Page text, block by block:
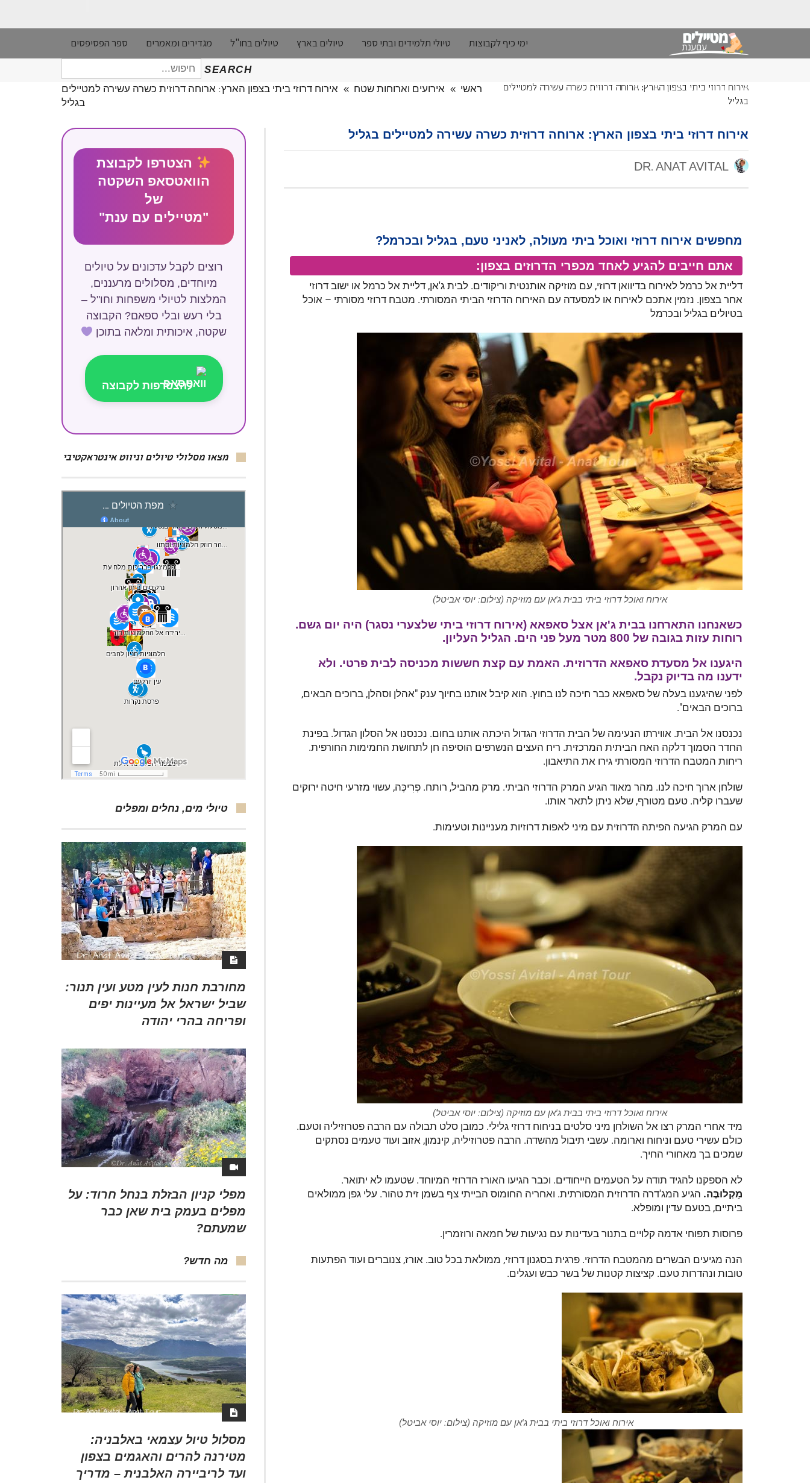
ימי כיף לקבוצות טיולי תלמידים ובתי ספר טיולים בארץ טיולים בחו"ל מגדירים ומאמרים ספר הפסיפסים
SEARCH
חיפוש
עבור:
אירוח דרוזי ביתי בצפון הארץ: ארוחה דרוזית כשרה עשירה למטיילים
בגליל
ראשי » אירועים וארוחות שטח » אירוח דרוזי ביתי בצפון הארץ: ארוחה דרוזית כשרה עשירה למטיילים
בגליל
אירוח דרוזי ביתי בצפון הארץ: ארוחה דרוזית כשרה עשירה למטיילים בגליל
מחפשים אירוח דרוזי ואוכל ביתי מעולה, לאניני טעם, בגליל ובכרמל?
אתם חייבים להגיע לאחד מכפרי הדרוזים בצפון:
דליית אל כרמל לאירוח בדיוואן דרוזי, עם מוזיקה אותנטית וריקודים. לבית ג'אן, דליית אל כרמל או ישוב דרוזי
אחר בצפון. נזמין אתכם לאירוח או למסעדה עם האירוח הדרוזי הביתי המסורתי. מטבח דרוזי מסורתי – אוכל
בטיולים בגליל ובכרמל
אירוח ואוכל דרוזי ביתי בבית ג'אן עם מוזיקה (צילום: יוסי אביטל)
כשאנחנו התארחנו בבית ג'אן אצל סאפאא (אירוח דרוזי ביתי שלצערי נסגר) היה יום גשם.
רוחות עזות בגובה של 800 מטר מעל פני הים. הגליל העליון.
היגענו אל מסעדת סאפאא הדרוזית. האמת עם קצת חששות מכניסה לבית פרטי. ולא
ידענו מה בדיוק נקבל.
לפני שהיגענו בעלה של סאפאא כבר חיכה לנו בחוץ. הוא קיבל אותנו בחיוך ענק "אהלן וסהלן, ברוכים הבאים,
ברוכים הבאים".
נכנסנו אל הבית. אווירתו הנעימה של הבית הדרוזי הגדול היכתה אותנו בחום. נכנסנו אל הסלון הגדול. בפינת
החדר הסמוך דלקה האח הביתית המרכזית. ריח העצים הנשרפים הוסיפה חן לתחושת החמימות החורפית.
ריחות המטבח הדרוזי המסורתי גירו את התיאבון.
שולחן ארוך חיכה לנו. מהר מאוד הגיע המרק הדרוזי הביתי. מרק מהביל, רותח. פְרִיכֶּה, עשוי מזרעי חיטה ירוקים
שעברו קליה. טעם מטורף, שלא ניתן לתאר אותו.
עם המרק הגיעה הפיתה הדרוזית עם מיני לאפות דרוזיות מעניינות וטעימות.
אירוח ואוכל דרוזי ביתי בבית ג'אן עם מוזיקה (צילום: יוסי אביטל)
מיד אחרי המרק רצו אל השולחן מיני סלטים בניחוח דרוזי גלילי. כמובן סלט תבולה עם הרבה פטרוזיליה וטעם.
כולם עשירי טעם וניחוח וארומה. עשבי תיבול מהשדה. הרבה פטרוזיליה, קינמון, אזוב ועוד טעמים נסתקים
שמכים בך מאחורי החיך.
לא הספקנו להגיד תודה על הטעמים הייחודים. וכבר הגיעו האורז הדרוזי המיוחד. שטעמו לא יתואר.
מַקְלוּבֶּה. הגיע המג'דרה הדרוזית המסורתית. ואחריה החומוס הבייתי צף בשמן זית טהור. עלי גפן ממולאים
ביתיים, בטעם עדין ומופלא.
פרוסות תפוחי אדמה קלויים בתנור בעדינות עם נגיעות של חמאה ורוזמרין.
הנה מגיעים הבשרים מהמטבח הדרוזי. פרגית בסגנון דרוזי, ממולאת בכל טוב. אורז, צנוברים ועוד הפתעות
טובות ונהדרות טעם. קציצות קטנות של בשר כבש ועגלים.
אירוח ואוכל דרוזי ביתי בבית ג'אן עם מוזיקה (צילום: יוסי אביטל)
הצטרפו לקבוצת
הוואטסאפ השקטה
של
"מטיילים עם ענת"
רוצים לקבל עדכונים על טיולים
מיוחדים, מסלולים מרעננים,
המלצות לטיולי משפחות וחו"ל –
בלי רעש ובלי ספאם? הקבוצה
שקטה, איכותית ומלאה בתוכן
להצטרפות לקבוצה
מצאו מסלולי טיולים וניווט אינטראקטיבי
טיולי מים, נחלים ומפלים
מחורבת חנות לעין מטע ועין תנור:
שביל ישראל אל מעיינות יפים
ופריחה בהרי יהודה
מפלי קניון הבזלת בנחל חרוד: על
מפלים בעמק בית שאן כבר
שמעתם?
מה חדש?
מסלול טיול עצמאי באלבניה:
מטירנה להרים והאגמים בצפון
ועד לריביירה האלבנית – מדריך